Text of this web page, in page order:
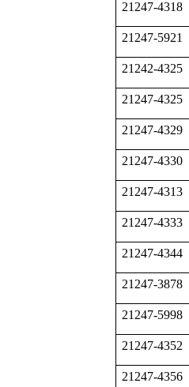
21247-4318
21247-5921
21242-4325
21247-4325
21247-4329
21247-4330
21247-4313
21247-4333
21247-4344
21247-3878
21247-5998
21247-4352
21247-4356